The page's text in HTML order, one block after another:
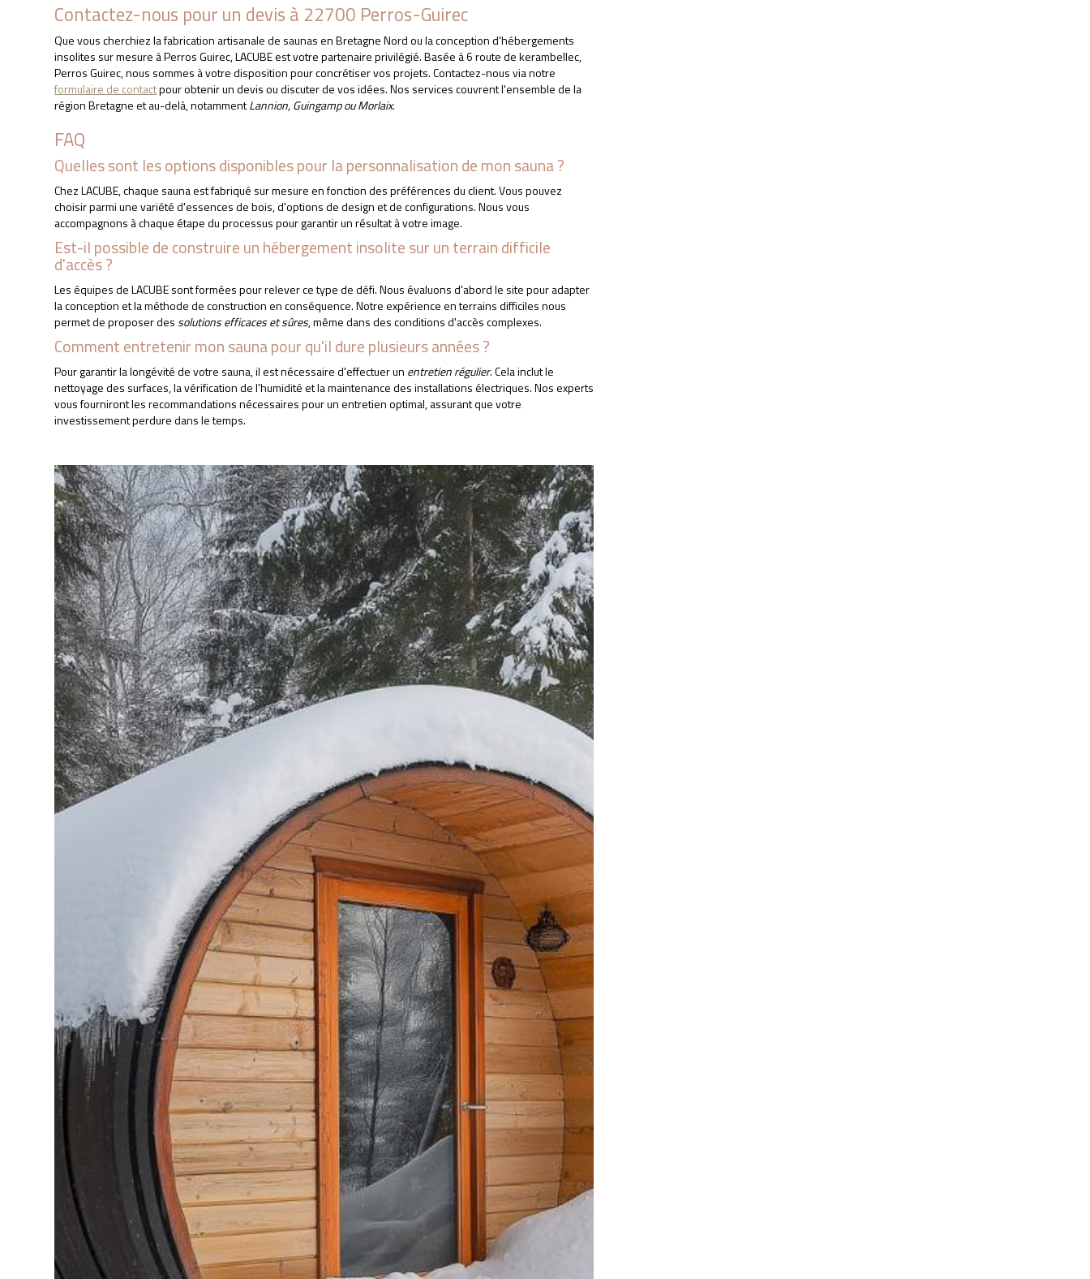
FABRICATION ARTISANALE DE SAUNAS BRETAGNE NORD
APPELEZ-NOUS DEVIS GRATUIT TÉLÉCHARGEZ NOTRE CATALOGUE
Contactez-nous pour un devis à 22700 Perros-Guirec
Que vous cherchiez la fabrication artisanale de saunas en Bretagne Nord ou la conception d'hébergements
insolites sur mesure à Perros Guirec, LACUBE est votre partenaire privilégié. Basée à 6 route de kerambellec,
Perros Guirec, nous sommes à votre disposition pour concrétiser vos projets. Contactez-nous via notre
formulaire de contactpour obtenir un devis ou discuter de vos idées. Nos services couvrent l'ensemble de la
région Bretagne et au-delà, notammentLannion, Guingamp ou Morlaix.
FAQ
Quelles sont les options disponibles pour la personnalisation de mon sauna ?
Chez LACUBE, chaque sauna est fabriqué sur mesure en fonction des préférences du client. Vous pouvez
choisir parmi une variété d'essences de bois, d'options de design et de configurations. Nous vous
accompagnons à chaque étape du processus pour garantir un résultat à votre image.
Est-il possible de construire un hébergement insolite sur un terrain difficile
d'accès ?
Les équipes de LACUBE sont formées pour relever ce type de défi. Nous évaluons d'abord le site pour adapter
la conception et la méthode de construction en conséquence. Notre expérience en terrains difficiles nous
permet de proposer des solutions efficaces et sûres, même dans des conditions d'accès complexes.
Comment entretenir mon sauna pour qu'il dure plusieurs années ?
Pour garantir la longévité de votre sauna, il est nécessaire d'effectuer un entretien régulier. Cela inclut le
nettoyage des surfaces, la vérification de l'humidité et la maintenance des installations électriques. Nos experts
vous fourniront les recommandations nécessaires pour un entretien optimal, assurant que votre
investissement perdure dans le temps.